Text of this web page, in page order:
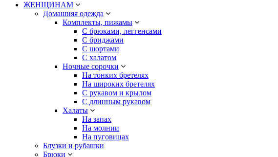
ЖЕНЩИНАМ
Домашняя одежда
Комплекты, пижамы
С брюками, леггенсами
С бриджами
С шортами
С халатом
Ночные сорочки
На тонких бретелях
На широких бретелях
С рукавом и крылом
С длинным рукавом
Халаты
На запах
На молнии
На пуговицах
Блузки и рубашки
Брюки